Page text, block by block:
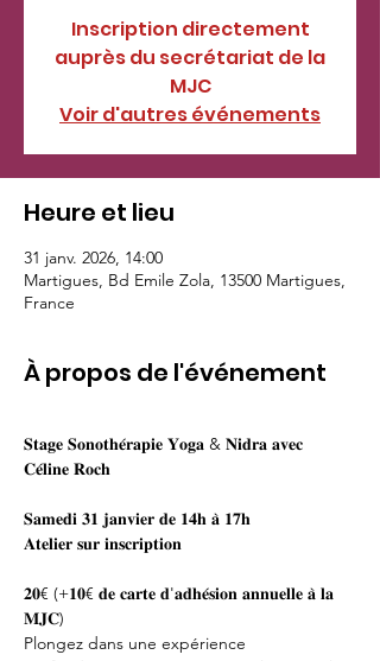
Inscription directement
auprès du secrétariat de la
MJC
Voir d'autres événements
Heure et lieu
31 janv. 2026, 14:00
Martigues, Bd Emile Zola, 13500 Martigues,
France
À propos de l'événement
𝐒𝐭𝐚𝐠𝐞 𝐒𝐨𝐧𝐨𝐭𝐡𝐞́𝐫𝐚𝐩𝐢𝐞 𝐘𝐨𝐠𝐚 & 𝐍𝐢𝐝𝐫𝐚 𝐚𝐯𝐞𝐜
𝐂𝐞́𝐥𝐢𝐧𝐞 𝐑𝐨𝐜𝐡
𝐒𝐚𝐦𝐞𝐝𝐢 𝟑𝟏 𝐣𝐚𝐧𝐯𝐢𝐞𝐫 𝐝𝐞 𝟏𝟒𝐡 𝐚̀ 𝟏𝟕𝐡
𝐀𝐭𝐞𝐥𝐢𝐞𝐫 𝐬𝐮𝐫 𝐢𝐧𝐬𝐜𝐫𝐢𝐩𝐭𝐢𝐨𝐧
𝟐𝟎€ (+𝟏𝟎€ 𝐝𝐞 𝐜𝐚𝐫𝐭𝐞 𝐝'𝐚𝐝𝐡𝐞́𝐬𝐢𝐨𝐧 𝐚𝐧𝐧𝐮𝐞𝐥𝐥𝐞 𝐚̀ 𝐥𝐚
𝐌𝐉𝐂)
Plongez dans une expérience